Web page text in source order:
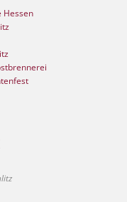
Hessen